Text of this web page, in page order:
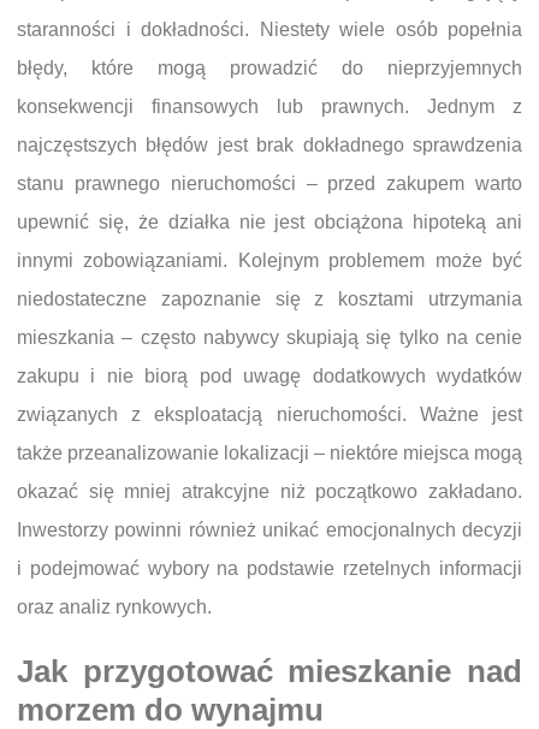
staranności i dokładności. Niestety wiele osób popełnia
błędy, które mogą prowadzić do nieprzyjemnych
konsekwencji finansowych lub prawnych. Jednym z
najczęstszych błędów jest brak dokładnego sprawdzenia
stanu prawnego nieruchomości – przed zakupem warto
upewnić się, że działka nie jest obciążona hipoteką ani
innymi zobowiązaniami. Kolejnym problemem może być
niedostateczne zapoznanie się z kosztami utrzymania
mieszkania – często nabywcy skupiają się tylko na cenie
zakupu i nie biorą pod uwagę dodatkowych wydatków
związanych z eksploatacją nieruchomości. Ważne jest
także przeanalizowanie lokalizacji – niektóre miejsca mogą
okazać się mniej atrakcyjne niż początkowo zakładano.
Inwestorzy powinni również unikać emocjonalnych decyzji
i podejmować wybory na podstawie rzetelnych informacji
oraz analiz rynkowych.
Jak przygotować mieszkanie nad
morzem do wynajmu